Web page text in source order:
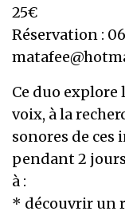
25€
Réservation :
Ce duo explore
voix, à la
sonores de
pendant 2
à :
* découvrir un